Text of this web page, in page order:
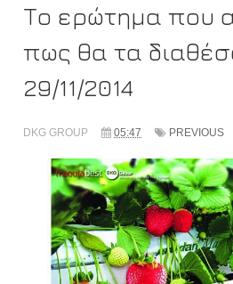
Το ερώτημα που
πως θα τα
29/11/2014
DKG GROUP 05:47 PREVIOUS